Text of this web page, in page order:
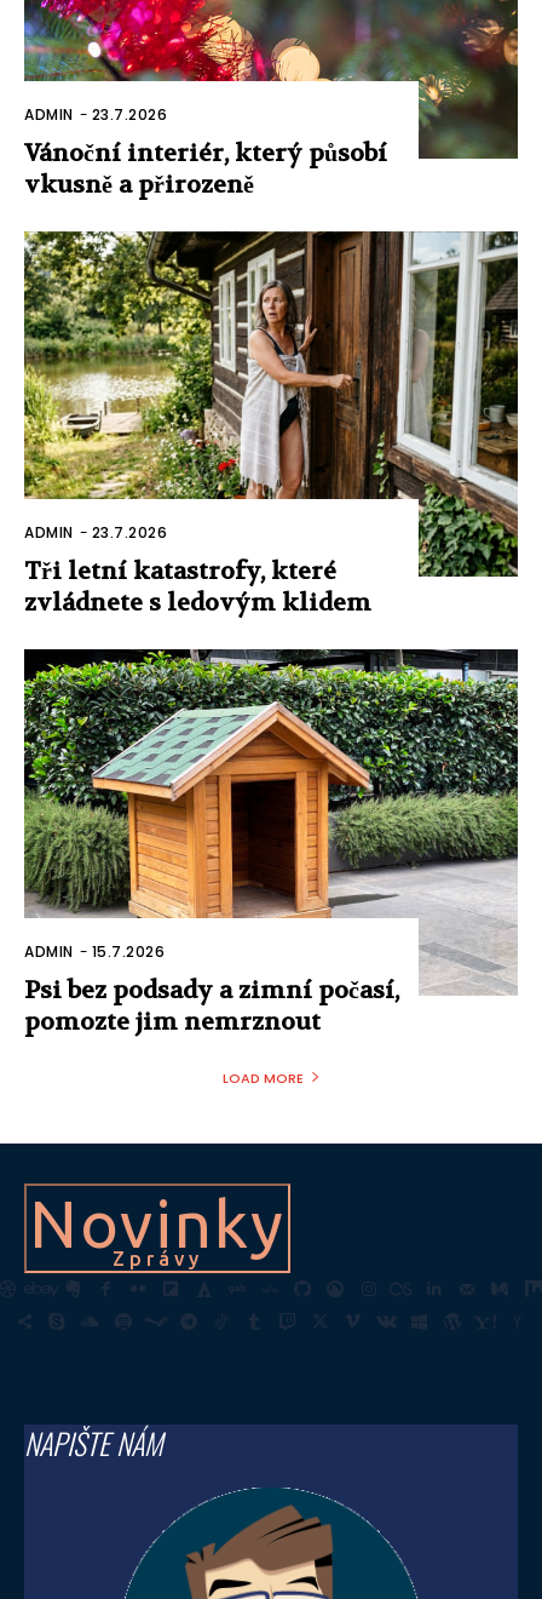
ADMIN - 23.7.2026
Vánoční interiér, který působí
vkusně a přirozeně
ADMIN - 23.7.2026
Tři letní katastrofy, které
zvládnete s ledovým klidem
ADMIN - 15.7.2026
Psi bez podsady a zimní počasí,
pomozte jim nemrznout
LOAD MORE
Novinky
Zprávy
NAPIŠTE NÁM